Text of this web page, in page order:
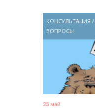
КОНСУЛЬТАЦИЯ /
ВОПРОСЫ
25 май